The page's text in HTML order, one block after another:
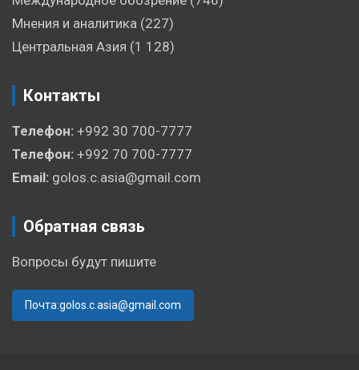
Мнения и аналитика (227)
Центральная Азия (1 128)
Контакты
Телефон: +992 30 700-7777
Телефон: +992 70 700-7777
Email: golos.c.asia@gmail.com
Обратная связь
Вопросы будут пишите
Почта:golos.c.asia@gmail.com